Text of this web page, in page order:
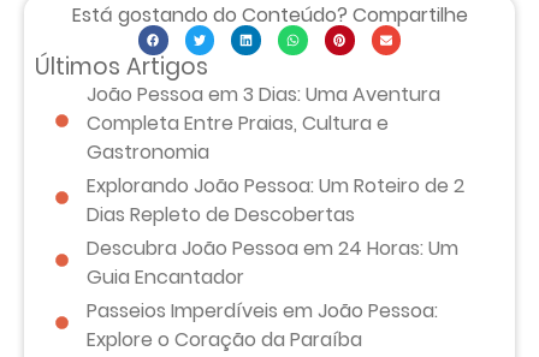
Está gostando do Conteúdo? Compartilhe
Últimos Artigos
João Pessoa em 3 Dias: Uma Aventura
Completa Entre Praias, Cultura e
Gastronomia
Explorando João Pessoa: Um Roteiro de 2
Dias Repleto de Descobertas
Descubra João Pessoa em 24 Horas: Um
Guia Encantador
Passeios Imperdíveis em João Pessoa:
Explore o Coração da Paraíba